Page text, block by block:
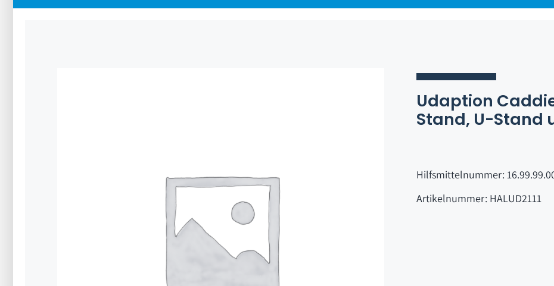
Udaption
Stand, U-Stand
Hilfsmittelnummer:
Artikelnummer: HALUD2111